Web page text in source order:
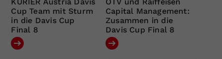
Cup Team mit Sturm
in die Davis Cup
Final 8
Capital Management:
Zusammen in die
Davis Cup Final 8